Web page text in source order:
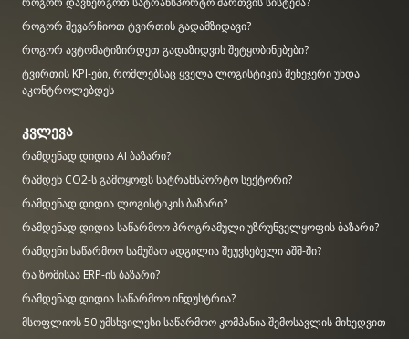
როგორ შევარჩიოთ ტვირთის გადამზიდავი?
როგორ ავტომატიზირდეთ გადაზიდვის შეტყობინებები?
ტვირთის KPI-ები, რომლებსაც ყველა ლოგისტიკის მენეჯერი უნდა
აკონტროლებდეს
კვლევა
რამდენად დიდია AI ბაზარი?
რამდენ CO2-ს გამოყოფს სატრანსპორტო სექტორი?
რამდენად დიდია ლოგისტიკის ბაზარი?
რამდენად დიდია საწარმოო პროგრამული უზრუნველყოფის ბაზარი?
რამდენი საწარმოო სამუშაო ადგილია შეუვსებელი აშშ-ში?
რა ზომისაა ERP-ის ბაზარი?
რამდენად დიდია საწარმოო ინდუსტრია?
მსოფლიოს 50 უმსხვილესი საწარმოო კომპანია შემოსავლის მიხედვით